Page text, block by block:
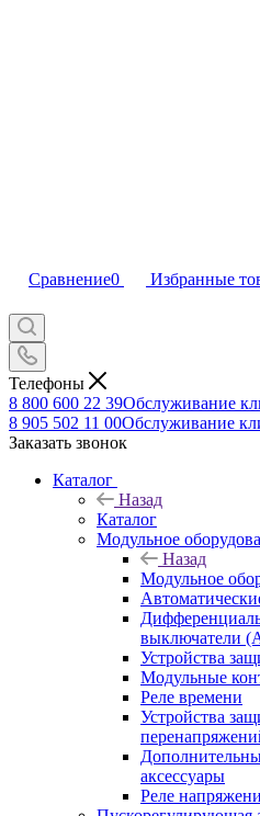
Сравнение0 Избранные
Телефоны
8 800 600 22 39Обслуживание
8 905 502 11 00Обслуживание
Заказать звонок
Каталог
Назад
Каталог
Модульное
Назад
Модульное
выключатели
Устройства
Модульные
Реле времени
Устройства
аксессуары
Реле